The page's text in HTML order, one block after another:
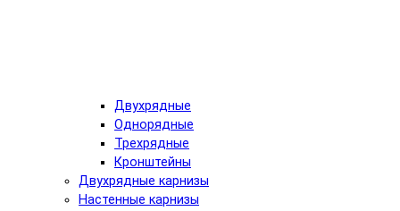
Двухрядные
Однорядные
Трехрядные
Кронштейны
Двухрядные карнизы
Настенные карнизы